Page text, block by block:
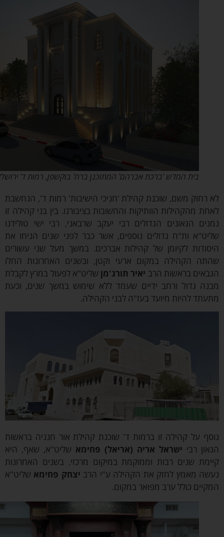
בית המדש 'ברכת אברהם' המתוכנן ברח' בוקשפן, רמות ד' ירושלים
משם, שוכנת קהילת 'חניכי הישיבות' רמות ד', הנחשבת
מהקהילות הוותיקות והחשובות בציבורנו. בין בני קהילה זו
הגאונים הגדולים רבייעקב שרבאני, רביישי טולידנו
ות"ח גדולים נוספים, אשר כבר לפני שנים הניחו את
לקיומן של קהילות אברכים. במשך מעל שני עשורים
הקהילה במקום ארעי וקטן, ובשנים האחרונות החלו
בראשות הרביאיר תורג'מןשליט"א לפעול במרץ לקבלת
גדול ורחב ידיים שעמד ללא שימוש במשך שנים, וכעת
להיות מיועד בעז"ה לבני הקהילה.
על קהילה זו ברמות ד' שוכנת קהילת אור חנניה בראשות
רבי ישראל אריה (אריאל) פחימאשליט"א, שאף, היא
שנים רבות וממוקמת במיקום מרכזי. בשנים האחרונות
מאמץ לחזק את הקהילה ע"י הרביצחק פחימאשליט"א
כולל ערב מפואר במקום.